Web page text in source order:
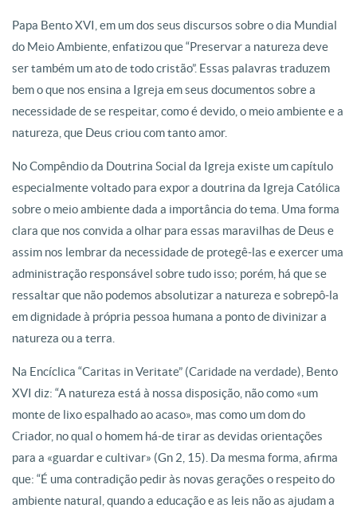
Papa Bento XVI, em um dos seus discursos sobre o dia Mundial
do Meio Ambiente, enfatizou que “Preservar a natureza deve
ser também um ato de todo cristão”. Essas palavras traduzem
bem o que nos ensina a Igreja em seus documentos sobre a
necessidade de se respeitar, como é devido, o meio ambiente e a
natureza, que Deus criou com tanto amor.
No Compêndio da Doutrina Social da Igreja existe um capítulo
especialmente voltado para expor a doutrina da Igreja Católica
sobre o meio ambiente dada a importância do tema. Uma forma
clara que nos convida a olhar para essas maravilhas de Deus e
assim nos lembrar da necessidade de protegê-las e exercer uma
administração responsável sobre tudo isso; porém, há que se
ressaltar que não podemos absolutizar a natureza e sobrepô-la
em dignidade à própria pessoa humana a ponto de divinizar a
natureza ou a terra.
Na Encíclica “Caritas in Veritate” (Caridade na verdade), Bento
XVI diz: “A natureza está à nossa disposição, não como «um
monte de lixo espalhado ao acaso», mas como um dom do
Criador, no qual o homem há-de tirar as devidas orientações
para a «guardar e cultivar» (Gn 2, 15). Da mesma forma, afirma
que: “É uma contradição pedir às novas gerações o respeito do
ambiente natural, quando a educação e as leis não as ajudam a